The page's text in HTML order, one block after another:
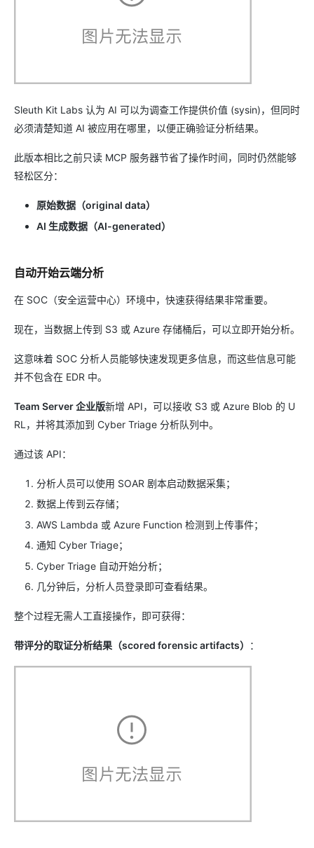
Sleuth Kit Labs 认为 AI 可以为调查工作提供价值 (sysin)，但同时
必须清楚知道 AI 被应用在哪里，以便正确验证分析结果。
此版本相比之前只读 MCP 服务器节省了操作时间，同时仍然能够
轻松区分：
原始数据（original data）
AI 生成数据（AI-generated）
自动开始云端分析
在 SOC（安全运营中心）环境中，快速获得结果非常重要。
现在，当数据上传到 S3 或 Azure 存储桶后，可以立即开始分析。
这意味着 SOC 分析人员能够快速发现更多信息，而这些信息可能
并不包含在 EDR 中。
Team Server 企业版新增 API，可以接收 S3 或 Azure Blob 的 U
RL，并将其添加到 Cyber Triage 分析队列中。
通过该 API：
分析人员可以使用 SOAR 剧本启动数据采集；
数据上传到云存储；
AWS Lambda 或 Azure Function 检测到上传事件；
通知 Cyber Triage；
Cyber Triage 自动开始分析；
几分钟后，分析人员登录即可查看结果。
整个过程无需人工直接操作，即可获得：
带评分的取证分析结果（scored forensic artifacts） ：